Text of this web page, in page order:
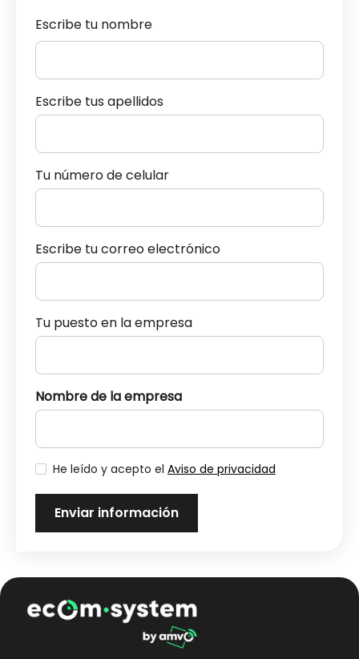
Escribe tu nombre
Escribe tus apellidos
Tu número de celular
Escribe tu correo electrónico
Tu puesto en la empresa
Nombre de la empresa
He leído y acepto el Aviso de privacidad